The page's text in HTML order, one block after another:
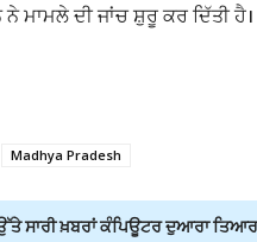
ਮਾਮਲੇ ਦੀ ਜਾਂਚ ਸ਼ੁਰੂ ਕਰ ਦਿੱਤੀ ਹੈ।
Madhya Pradesh
ਸਾਰੀ ਖ਼ਬਰਾਂ ਕੰਪਿਊਟਰ ਦੁਆਰਾ